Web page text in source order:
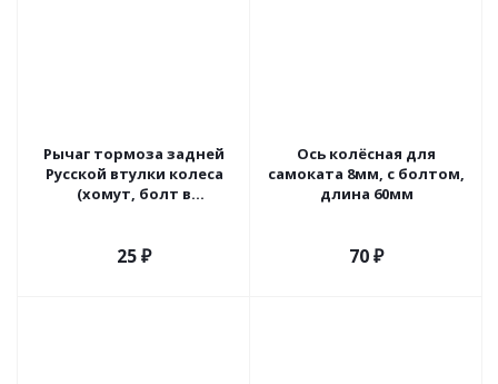
Рычаг тормоза задней
Русской втулки колеса
(хомут, болт в
25₽
Ось колёсная для
самоката 8мм, с болтом,
длина 60мм
70₽